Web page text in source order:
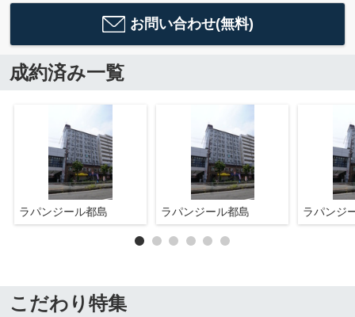
お問い合わせ(無料)
成約済み一覧
ラパンジール都島 ラパンジール都島 ラパンジ
こだわり特集